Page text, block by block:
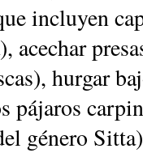
incluyen
acechar
hurgar
pájaros
género